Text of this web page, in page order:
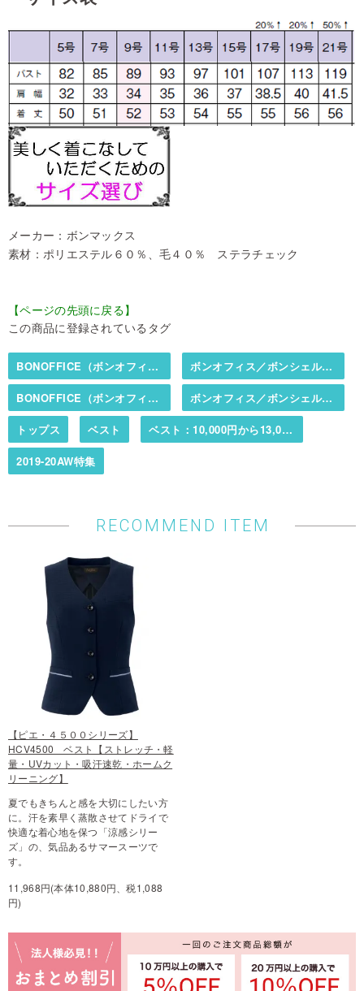
メーカー：ボンマックス
素材：ポリエステル６０％、毛４０％ ステラチェック
【ページの先頭に戻る】
この商品に登録されているタグ
BONOFFICE（ボンオフィス）／BONCIERGE（ボンシェルジュ） ボンオフィス／ボンシェルジュ春夏カタログ掲載商品
BONOFFICE（ボンオフィス）／BONCIERGE（ボンシェルジュ） ボンオフィス／ボンシェルジュ秋冬カタログ掲載商品
トップス ベスト ベスト：10,000円から13,000円まで
2019-20AW特集
RECOMMEND ITEM
【ピエ・４５００シリーズ】
HCV4500 ベスト【ストレッチ・軽
量・UVカット・吸汗速乾・ホームク
リーニング】
夏でもきちんと感を大切にしたい方
に。汗を素早く蒸散させてドライで
快適な着心地を保つ「涼感シリー
ズ」の、気品あるサマースーツで
す。
11,968円(本体10,880円、税1,088
円)